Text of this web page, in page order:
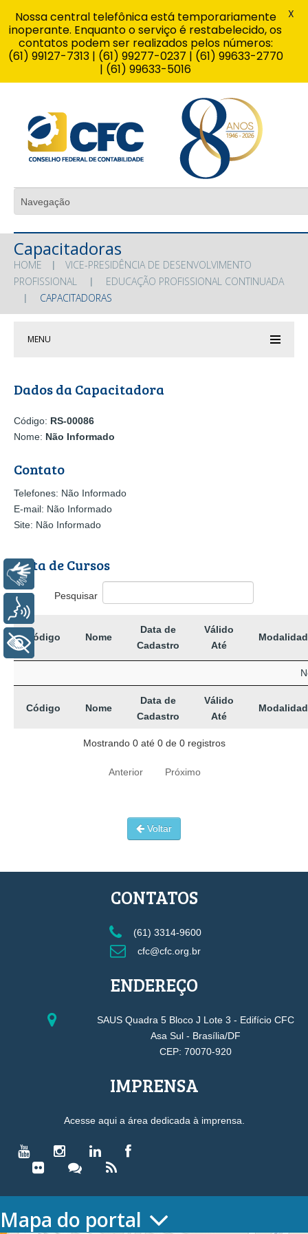
Capacitadoras
HOME
VICE-PRESIDÊNCIA DE DESENVOLVIMENTO
PROFISSIONAL
EDUCAÇÃO PROFISSIONAL CONTINUADA
CAPACITADORAS
MENU
Dados da Capacitadora
Código: RS-00086
Nome: Não Informado
Contato
Telefones: Não Informado
E-mail: Não Informado
Site: Não Informado
Lista de Cursos
Pesquisar
Código Nome
Data de
Cadastro
Válido
Até
Código Nome
Data de
Cadastro
Válido
Até
Mostrando 0 até 0 de 0 registros
Anterior Próximo
Voltar
CONTATOS
(61) 3314-9600
cfc@cfc.org.br
ENDEREÇO
SAUS Quadra 5 Bloco J Lote 3 - Edifício CFC
Asa Sul - Brasília/DF
CEP: 70070-920
IMPRENSA
Acesse aqui a área dedicada à imprensa.
Mapa do portal
Nossa central telefônica está temporariamente
inoperante. Enquanto o serviço é restabelecido, os
contatos podem ser realizados pelos números:
(61) 99127-7313 | (61) 99277-0237 | (61) 99633-2770
| (61) 99633-5016
X
Libras
+ Acessibilidade